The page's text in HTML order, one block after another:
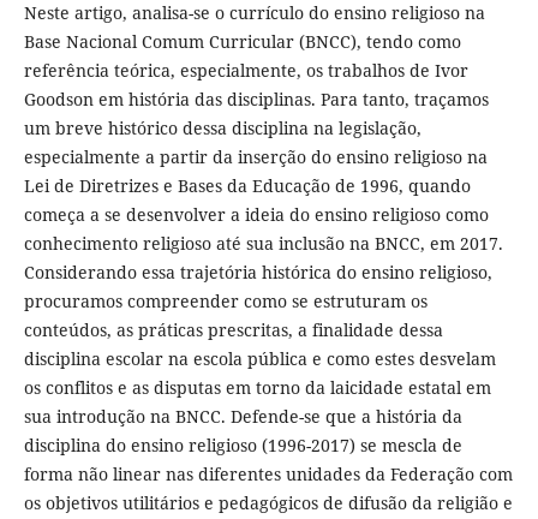
Neste artigo, analisa-se o currículo do ensino religioso na
Base Nacional Comum Curricular (BNCC), tendo como
referência teórica, especialmente, os trabalhos de Ivor
Goodson em história das disciplinas. Para tanto, traçamos
um breve histórico dessa disciplina na legislação,
especialmente a partir da inserção do ensino religioso na
Lei de Diretrizes e Bases da Educação de 1996, quando
começa a se desenvolver a ideia do ensino religioso como
conhecimento religioso até sua inclusão na BNCC, em 2017.
Considerando essa trajetória histórica do ensino religioso,
procuramos compreender como se estruturam os
conteúdos, as práticas prescritas, a finalidade dessa
disciplina escolar na escola pública e como estes desvelam
os conflitos e as disputas em torno da laicidade estatal em
sua introdução na BNCC. Defende-se que a história da
disciplina do ensino religioso (1996-2017) se mescla de
forma não linear nas diferentes unidades da Federação com
os objetivos utilitários e pedagógicos de difusão da religião e